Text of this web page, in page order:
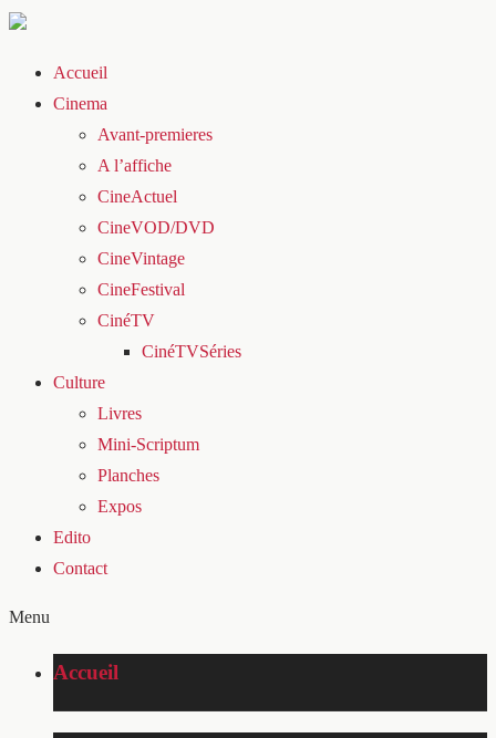
Accueil
Cinema
Avant-premieres
A l’affiche
CineActuel
CineVOD/DVD
CineVintage
CineFestival
CinéTV
CinéTVSéries
Culture
Livres
Mini-Scriptum
Planches
Expos
Edito
Contact
Menu
Accueil